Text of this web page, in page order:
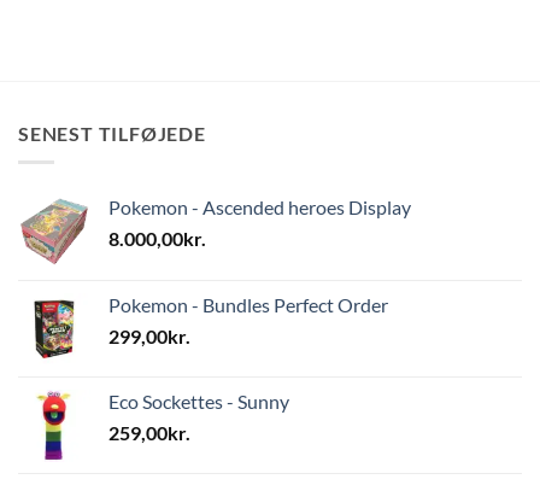
SENEST TILFØJEDE
Pokemon - Ascended heroes Display
8.000,00kr.
Pokemon - Bundles Perfect Order
299,00kr.
Eco Sockettes - Sunny
259,00kr.